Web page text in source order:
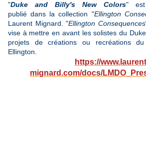
"Duke and Billy's New Colors" est
publié dans la collection "Ellington
Laurent Mignard. "Ellington Consequences
vise à mettre en avant les solistes du
projets de créations ou recréations
Ellington.
https://
mignard.com/docs/